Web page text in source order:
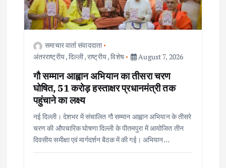
समाचार वार्ता संवाददाता
अंतरराष्ट्रीय,दिल्ली,राष्ट्रीय,विशेष August 7, 2026
गौ सम्मान आह्वान अभियान का तीसरा चरण
घोषित, 51 करोड़ हस्ताक्षर प्रधानमंत्री तक
पहुंचाने का लक्ष्य
नई दिल्ली। देशभर में संचालित गौ सम्मान आह्वान अभियान के तीसरे
चरण की औपचारिक घोषणा दिल्ली के पीतमपुरा में आयोजित तीन
दिवसीय समीक्षा एवं मार्गदर्शन बैठक में की गई। अभियान…